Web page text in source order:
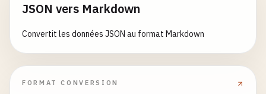
JSON vers Markdown
Convertit les données JSON au format Markdown
FORMAT CONVERSION